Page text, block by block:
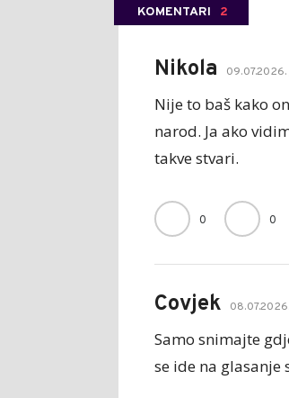
KOMENTARI 2
Nikola
Nije to baš kako
narod. Ja ako
takve stvari.
0 0
Covjek
Samo snimajte
se ide na glasanje